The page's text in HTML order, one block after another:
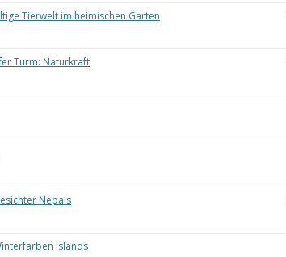
Tierwelt im heimischen Garten
Turm: Naturkraft
Nepals
Islands